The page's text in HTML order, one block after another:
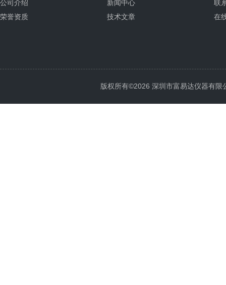
公司介绍
荣誉资质
新闻中心
技术文章
联
在
版权所有©2026 深圳市富易达仪器有